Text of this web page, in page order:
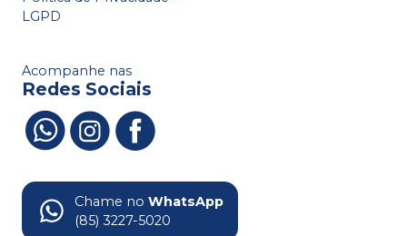
LGPD
Acompanhe nas
Redes Sociais
Chame no WhatsApp
(85) 3227-5020